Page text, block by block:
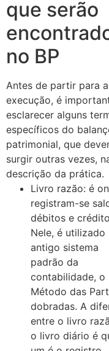
que serão
no BP
Antes de partir para a
execução, é
esclarecer alguns
específicos do
patrimonial, que
surgir outras vezes,
descrição da prática.
Livro razão: é
registram-se
débitos e
Nele, é utilizado
antigo sistema
padrão da
contabilidade, o
Método das
dobradas. A
entre o livro
o livro diário é